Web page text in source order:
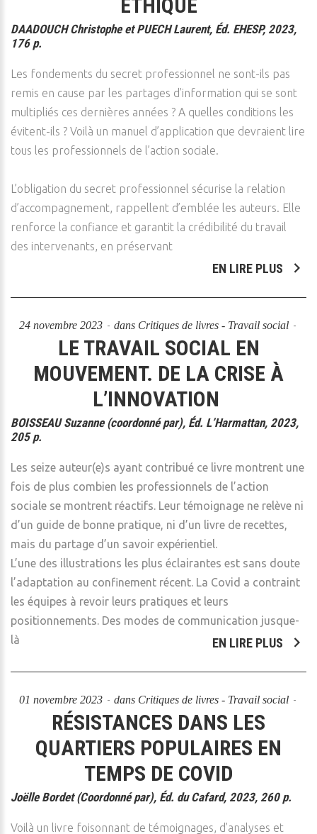
ÉTHIQUE
DAADOUCH Christophe et PUECH Laurent, Éd. EHESP, 2023,
176 p.
Les fondements du secret professionnel ne sont-ils pas
remis en cause par les partages d’information qui se sont
multipliés ces dernières années ? A quelles conditions les
évitent-ils ? Voilà un manuel d’application que devraient lire
tous les professionnels de l’action sociale.
L’obligation du secret professionnel sécurise la relation
d’accompagnement, rappellent d’emblée les auteurs. Elle
renforce la confiance et garantit la crédibilité du travail
des intervenants, en préservant
EN LIRE PLUS
24 novembre 2023 dans Critiques de livres - Travail social
LE TRAVAIL SOCIAL EN
MOUVEMENT. DE LA CRISE À
L’INNOVATION
BOISSEAU Suzanne (coordonné par), Éd. L’Harmattan, 2023,
205 p.
Les seize auteur(e)s ayant contribué ce livre montrent une
fois de plus combien les professionnels de l’action
sociale se montrent réactifs. Leur témoignage ne relève ni
d’un guide de bonne pratique, ni d’un livre de recettes,
mais du partage d’un savoir expérientiel.
L’une des illustrations les plus éclairantes est sans doute
l’adaptation au confinement récent. La Covid a contraint
les équipes à revoir leurs pratiques et leurs
positionnements. Des modes de communication jusque-
là
EN LIRE PLUS
01 novembre 2023 dans Critiques de livres - Travail social
RÉSISTANCES DANS LES
QUARTIERS POPULAIRES EN
TEMPS DE COVID
Joëlle Bordet (Coordonné par), Éd. du Cafard, 2023, 260 p.
Voilà un livre foisonnant de témoignages, d’analyses et